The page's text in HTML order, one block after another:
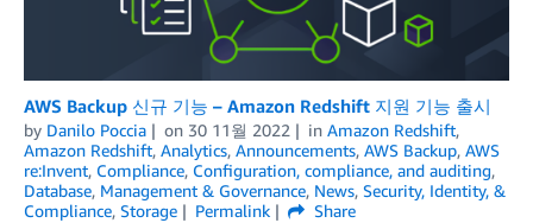
AWS Backup 신규 기능 – Amazon Redshift 지원 기능 출시
by Danilo Poccia on 30 11월 2022 in Amazon Redshift,
Amazon Redshift, Analytics, Announcements, AWS Backup, AWS
re:Invent, Compliance, Configuration, compliance, and auditing,
Database, Management & Governance, News, Security, Identity, &
Compliance, Storage Permalink
Share